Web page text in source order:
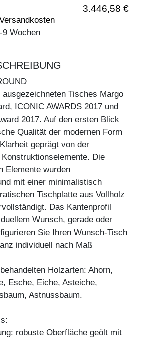
3.446,58 €
9 Wochen
Tisches Margo
ICONIC AWARDS 2017 und
2017. Auf den ersten Blick
Qualität der modernen Form
geprägt von der
Die
Elemente wurden
mit einer minimalistisch
Tischplatte aus Vollholz
Das Kantenprofil
Wunsch, gerade oder
Sie Ihren Wunsch-Tisch
individuell nach Maß
Holzarten: Ahorn,
Esche, Eiche, Asteiche,
Astnussbaum.
robuste Oberfläche geölt mit